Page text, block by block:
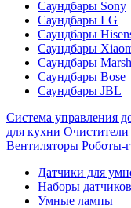
Саундбары Sony
Саундбары LG
Саундбары
Саундбары
Саундбары
Саундбары Bose
Саундбары JBL
Система управления
для кухни Очистители
Вентиляторы Роботы-
Датчики для
Наборы
Умные лампы